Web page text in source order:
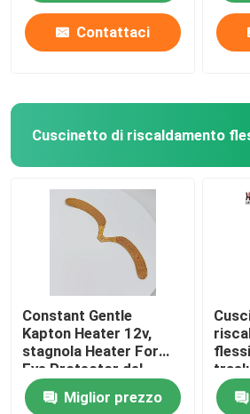
Contattaci
Cuscinetto di riscaldamento
Constant Gentle
Kapton Heater 12v,
stagnola Heater For
Eye Protector del
Polyimide
Miglior prezzo